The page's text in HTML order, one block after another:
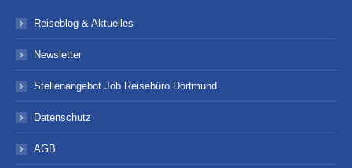
Reiseblog & Aktuelles
Newsletter
Stellenangebot Job Reisebüro Dortmund
Datenschutz
AGB